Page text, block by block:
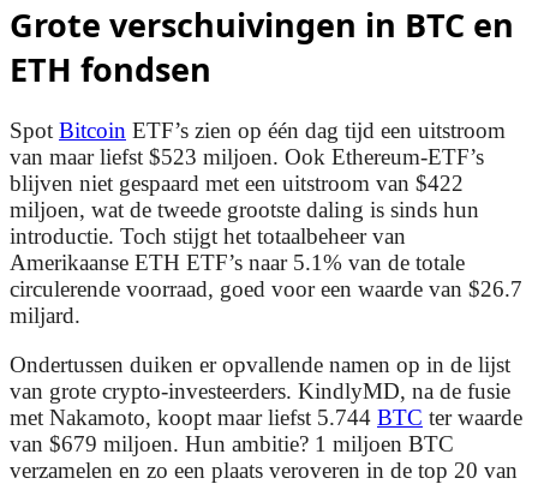
Grote verschuivingen in BTC en
ETH fondsen
Spot Bitcoin ETF’s zien op één dag tijd een uitstroom
van maar liefst $523 miljoen. Ook Ethereum-ETF’s
blijven niet gespaard met een uitstroom van $422
miljoen, wat de tweede grootste daling is sinds hun
introductie. Toch stijgt het totaalbeheer van
Amerikaanse ETH ETF’s naar 5.1% van de totale
circulerende voorraad, goed voor een waarde van $26.7
miljard.
Ondertussen duiken er opvallende namen op in de lijst
van grote crypto-investeerders. KindlyMD, na de fusie
met Nakamoto, koopt maar liefst 5.744 BTC ter waarde
van $679 miljoen. Hun ambitie? 1 miljoen BTC
verzamelen en zo een plaats veroveren in de top 20 van